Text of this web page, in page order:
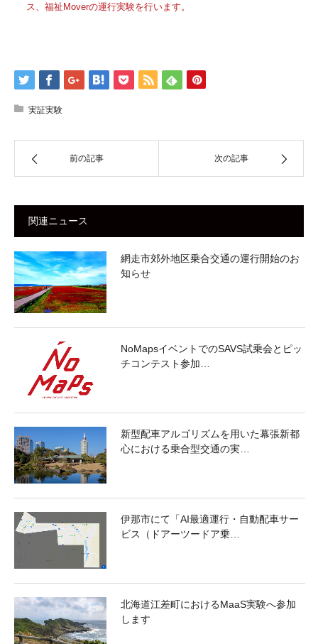
ス、福祉Moverの運行実験を行います。
実証実験
前の記事 次の記事
関連ニュース
網走市郊外地区乗合交通の運行開始のお
知らせ
NoMapsイベントでのSAVS試乗会とピッ
チコンテスト参加…
新型配車アルゴリズムを用いた幕張新都
心における乗合型交通の実…
伊那市にて「AI最適運行・自動配車サー
ビス（ドアーツードア乗…
北海道江差町におけるMaaS実験へ参加
します